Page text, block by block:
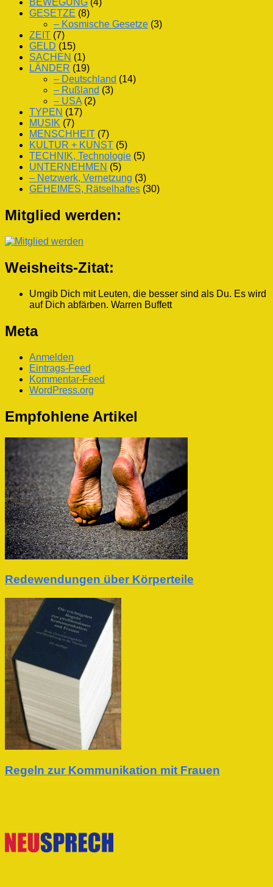
BEWEGUNG (4)
GESETZE (8)
– Kosmische Gesetze (3)
ZEIT (7)
GELD (15)
SACHEN (1)
LÄNDER (19)
– Deutschland (14)
– Rußland (3)
– USA (2)
TYPEN (17)
MUSIK (7)
MENSCHHEIT (7)
KULTUR + KUNST (5)
TECHNIK, Technologie (5)
UNTERNEHMEN (5)
– Netzwerk, Vernetzung (3)
GEHEIMES, Rätselhaftes (30)
Mitglied werden:
Weisheits-Zitat:
Umgib Dich mit Leuten, die besser sind als Du. Es wird
auf Dich abfärben. Warren Buffett
Meta
Anmelden
Eintrags-Feed
Kommentar-Feed
WordPress.org
Empfohlene Artikel
Redewendungen über Körperteile
Regeln zur Kommunikation mit Frauen